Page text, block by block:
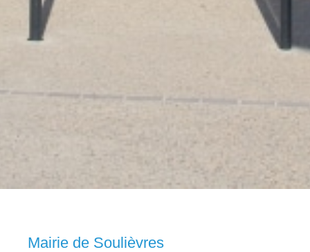
Mairie de Soulièvres